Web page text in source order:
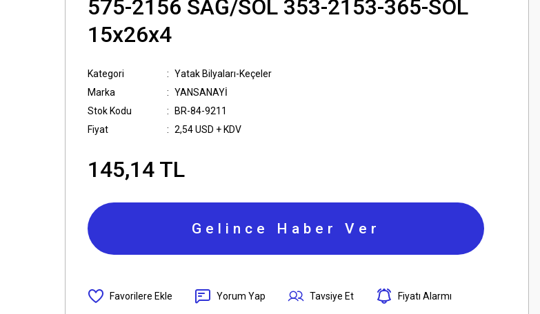
575-2156 SAĞ/SOL 353-2153-365-SOL
15x26x4
Kategori
Yatak Bilyaları-Keçeler
Marka
YANSANAYİ
Stok Kodu
BR-84-9211
Fiyat
2,54 USD + KDV
145,14 TL
Gelince Haber Ver
Yorum Yap Tavsiye Et Fiyatı Alarmı